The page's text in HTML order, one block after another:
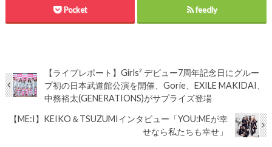
Pocket feedly
【ライブレポート】Girls² デビュー7周年記念日にグルー
プ初の日本武道館公演を開催、Gorie、EXILE MAKIDAI、
中務裕太(GENERATIONS)がサプライズ登場
【ME:I】KEIKO＆TSUZUMIインタビュー「YOU:MEが幸
せなら私たちも幸せ」